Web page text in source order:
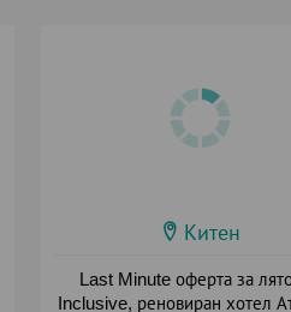
Китен
Last Minute оферта за
Inclusive, реновиран хотел